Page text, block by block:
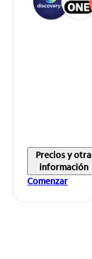
Precios y otra
información
Comenzar